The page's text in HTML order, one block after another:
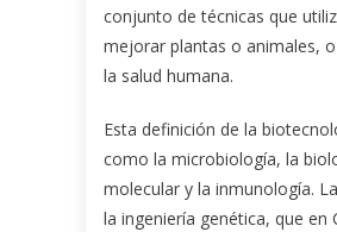
conjunto de técnicas que
mejorar plantas o animales,
la salud humana.
Esta definición de la
como la microbiología, la
molecular y la inmunología.
la ingeniería genética, que en